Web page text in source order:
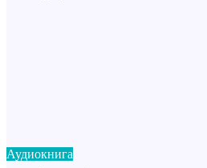
Аудиокнига